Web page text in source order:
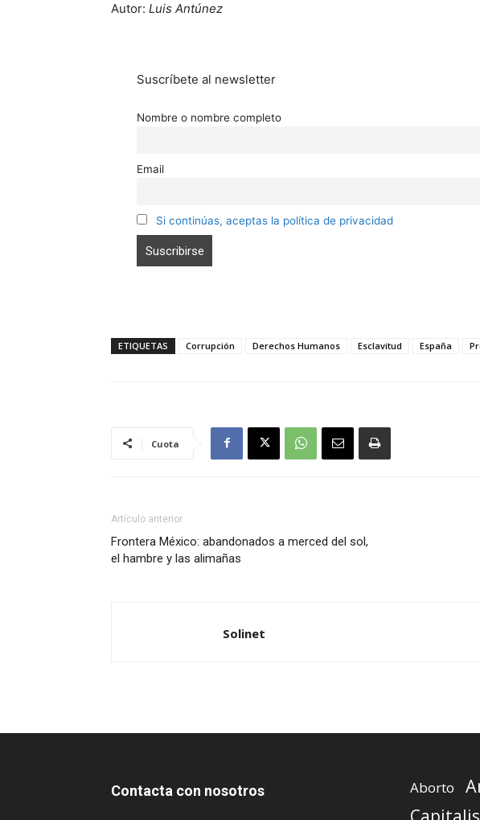
Autor: Luis Antúnez
Suscríbete al newsletter
Nombre o nombre completo
Email
Si continúas, aceptas la política de privacidad
ETIQUETAS Corrupción Derechos Humanos Esclavitud España
Cuota
Artículo anterior
Frontera México: abandonados a merced del sol,
el hambre y las alimañas
Solinet
Contacta con nosotros Aborto